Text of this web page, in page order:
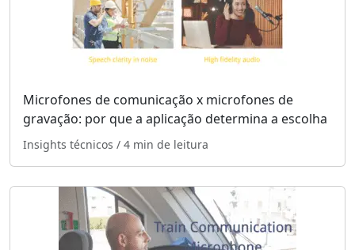
Microfones de comunicação x microfones de
gravação: por que a aplicação determina a escolha
Insights técnicos / 4 min de leitura